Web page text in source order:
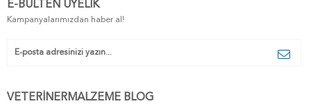
E-BÜLTEN ÜYELIK
Kampanyalarımızdan haber al!
VETERİNERMALZEME BLOG